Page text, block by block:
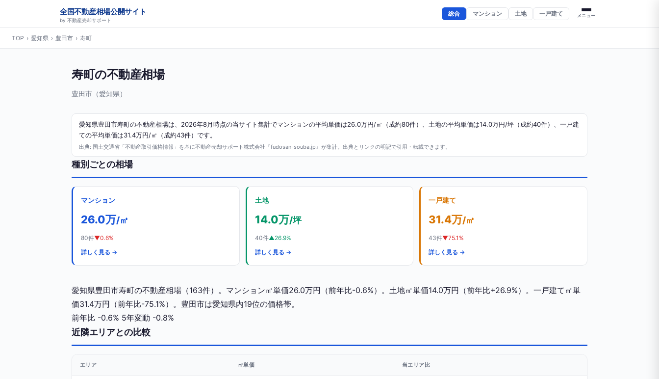
全国不動産相場公開サイト
by 不動産売却サポート
総合 マンション 土地 一戸建て メニュー
TOP › 愛知県 › 豊田市 › 寿町
寿町の不動産相場
豊田市（愛知県）
愛知県豊田市寿町の不動産相場は、2026年8月時点の当サイト集計でマンションの平均単価は26.0万円/㎡（成約80件）、土地の平均単価は14.0万円/坪（成約40件）、一戸建
ての平均単価は31.4万円/㎡（成約43件）です。
出典: 国土交通省「不動産取引価格情報」を基に不動産売却サポート株式会社『fudosan-souba.jp』が集計。出典とリンクの明記で引用・転載できます。
種別ごとの相場
マンション
26.0万/㎡
80件▼0.6%
詳しく見る →
土地
14.0万/坪
40件▲26.9%
詳しく見る →
一戸建て
31.4万/㎡
43件▼75.1%
詳しく見る →
愛知県豊田市寿町の不動産相場（163件）。マンション㎡単価26.0万円（前年比-0.6%）。土地㎡単価14.0万円（前年比+26.9%）。一戸建て㎡単
価31.4万円（前年比-75.1%）。豊田市は愛知県内19位の価格帯。
前年比 -0.6% 5年変動 -0.8%
近隣エリアとの比較
エリア ㎡単価 当エリア比